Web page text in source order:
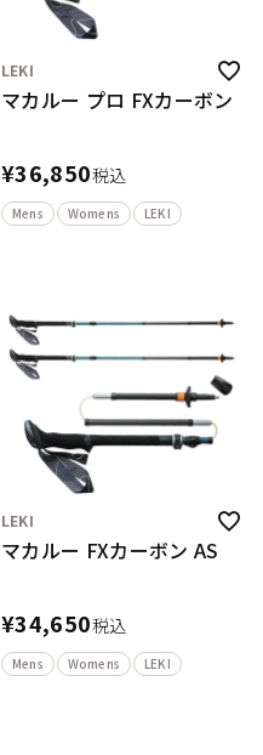
LEKI
マカルー プロ FXカーボン
¥36,850税込
Mens Womens LEKI
LEKI
マカルー FXカーボン AS
¥34,650税込
Mens Womens LEKI